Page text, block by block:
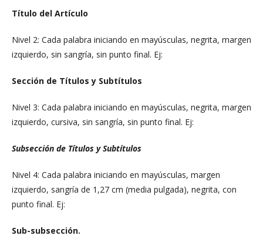
Título del Artículo
Nivel 2: Cada palabra iniciando en mayúsculas, negrita, margen
izquierdo, sin sangría, sin punto final. Ej:
Sección de Títulos y Subtítulos
Nivel 3: Cada palabra iniciando en mayúsculas, negrita, margen
izquierdo, cursiva, sin sangría, sin punto final. Ej:
Subsección de Títulos y Subtítulos
Nivel 4: Cada palabra iniciando en mayúsculas, margen
izquierdo, sangría de 1,27 cm (media pulgada), negrita, con
punto final. Ej:
Sub-subsección.